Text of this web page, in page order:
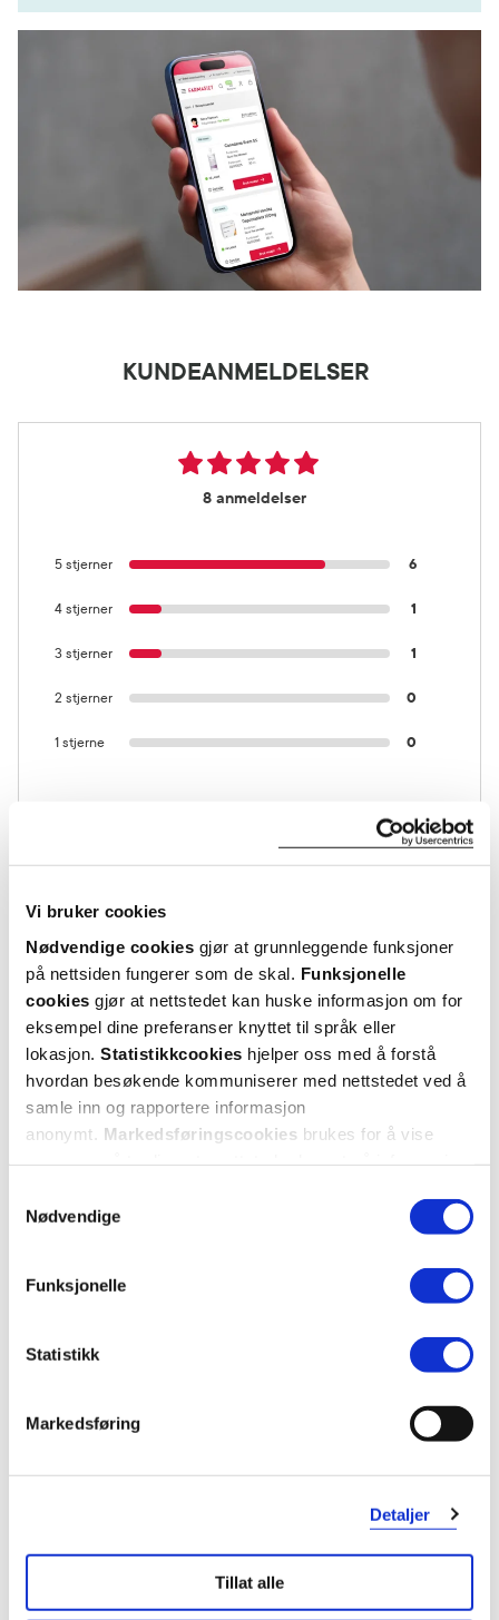
Vi bruker cookies
Nødvendige cookies gjør at grunnleggende funksjoner
på nettsiden fungerer som de skal. Funksjonelle
cookies gjør at nettstedet kan huske informasjon om for
eksempel dine preferanser knyttet til språk eller
lokasjon. Statistikkcookies hjelper oss med å forstå
hvordan besøkende kommuniserer med nettstedet ved å
samle inn og rapportere informasjon
anonymt. Markedsføringscookies brukes for å vise
Nødvendige
Funksjonelle
Statistikk
Markedsføring
Detaljer
Tillat alle
KUNDEANMELDELSER
8 anmeldelser
5 stjerner 6
4 stjerner 1
3 stjerner 1
2 stjerner 0
1 stjerne 0
Vurdert av 8 kunder
Fin øyekrem
3 måneder siden
Kristin
Jeg tåler lite rundt øynene, men denne er bra for meg
flagg denne anmeldelsen
3 måneder siden
Cíntia